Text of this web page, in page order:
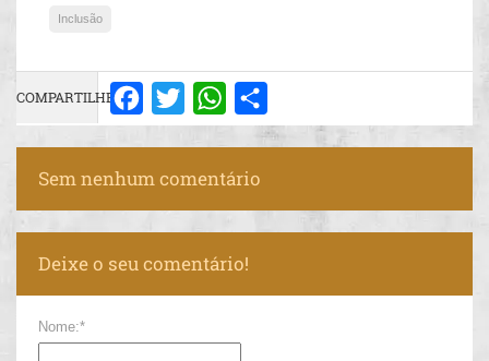
Inclusão
COMPARTILHE: Facebook
Twitter WhatsApp
Sem nenhum comentário
Deixe o seu comentário!
Nome:*